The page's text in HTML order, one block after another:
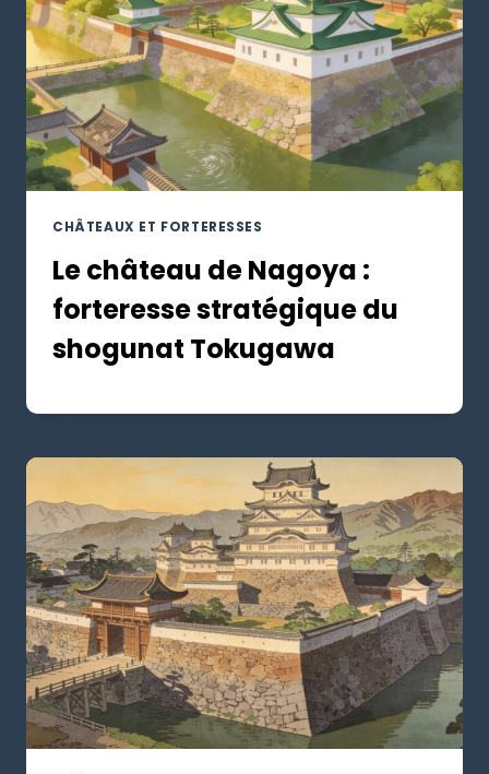
CHÂTEAUX ET FORTERESSES
Le château de Nagoya :
forteresse stratégique du
shogunat Tokugawa